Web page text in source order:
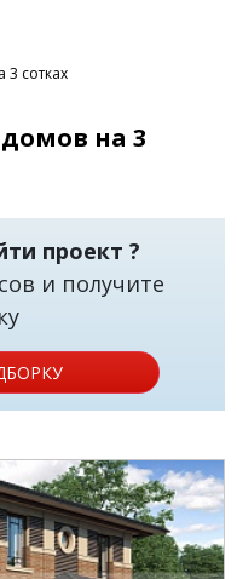
3 сотках
на 3
проект ?
и получите